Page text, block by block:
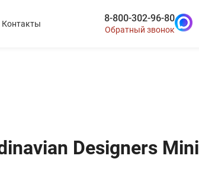
Контакты 8-800-302-96-80
Обратный звонок
Designers Mini